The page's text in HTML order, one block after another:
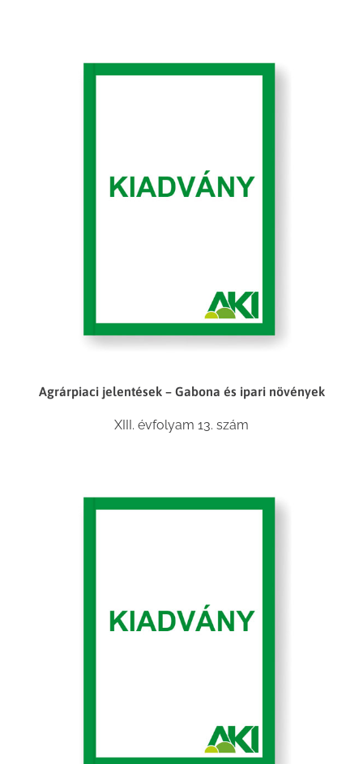
Agrárpiaci jelentések – Gabona és ipari növények
XIII. évfolyam 13. szám